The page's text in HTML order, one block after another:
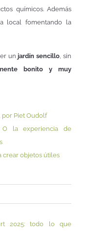
químicos. Además
local fomentando la
unjardín sencillo , sin
bonito y muy
por Piet Oudolf
O la experiencia de
crear objetos útiles
2025: todo lo que